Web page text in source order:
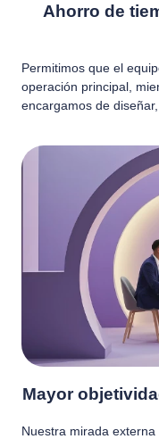
Ahorro de
Permitimos que el
operación principal,
encargamos de
Mayor
Nuestra mirada